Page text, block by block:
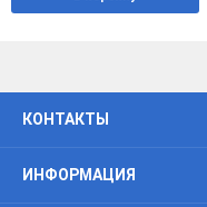
КОНТАКТЫ
ИНФОРМАЦИЯ